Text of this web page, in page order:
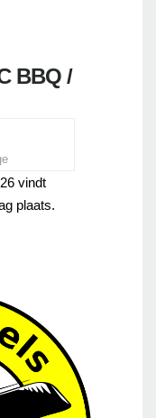
BBQ /
vindt
plaats.